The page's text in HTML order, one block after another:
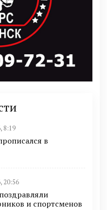
8:19
в
20:56
и спортсменов